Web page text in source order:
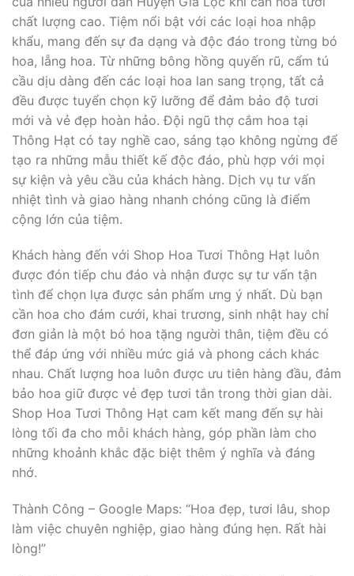
chất lượng cao. Tiệm nổi bật với các loại hoa nhập
khẩu, mang đến sự đa dạng và độc đáo trong từng bó
hoa, lẵng hoa. Từ những bông hồng quyến rũ, cẩm tú
cầu dịu dàng đến các loại hoa lan sang trọng, tất cả
đều được tuyển chọn kỹ lưỡng để đảm bảo độ tươi
mới và vẻ đẹp hoàn hảo. Đội ngũ thợ cắm hoa tại
Thông Hạt có tay nghề cao, sáng tạo không ngừng để
tạo ra những mẫu thiết kế độc đáo, phù hợp với mọi
sự kiện và yêu cầu của khách hàng. Dịch vụ tư vấn
nhiệt tình và giao hàng nhanh chóng cũng là điểm
cộng lớn của tiệm.
Khách hàng đến với Shop Hoa Tươi Thông Hạt luôn
được đón tiếp chu đáo và nhận được sự tư vấn tận
tình để chọn lựa được sản phẩm ưng ý nhất. Dù bạn
cần hoa cho đám cưới, khai trương, sinh nhật hay chỉ
đơn giản là một bó hoa tặng người thân, tiệm đều có
thể đáp ứng với nhiều mức giá và phong cách khác
nhau. Chất lượng hoa luôn được ưu tiên hàng đầu, đảm
bảo hoa giữ được vẻ đẹp tươi tắn trong thời gian dài.
Shop Hoa Tươi Thông Hạt cam kết mang đến sự hài
lòng tối đa cho mỗi khách hàng, góp phần làm cho
những khoảnh khắc đặc biệt thêm ý nghĩa và đáng
nhớ.
Thành Công – Google Maps: “Hoa đẹp, tươi lâu, shop
làm việc chuyên nghiệp, giao hàng đúng hẹn. Rất hài
lòng!”